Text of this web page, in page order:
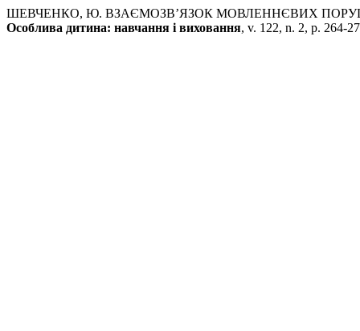
ШЕВЧЕНКО, Ю. ВЗАЄМОЗВ’ЯЗОК МОВЛЕННЄВИХ
Особлива дитина: навчання і виховання, v. 122, n. 2, p. 264-